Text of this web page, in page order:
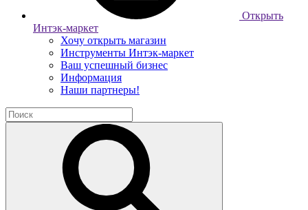
Открыть
Интэк-маркет
Хочу открыть магазин
Инструменты Интэк-маркет
Ваш успешный бизнес
Информация
Наши партнеры!